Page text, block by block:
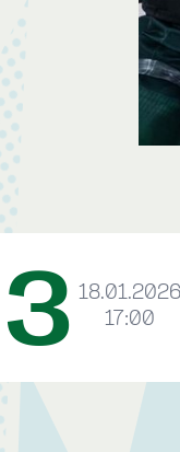
3 18.01.2026
17:00